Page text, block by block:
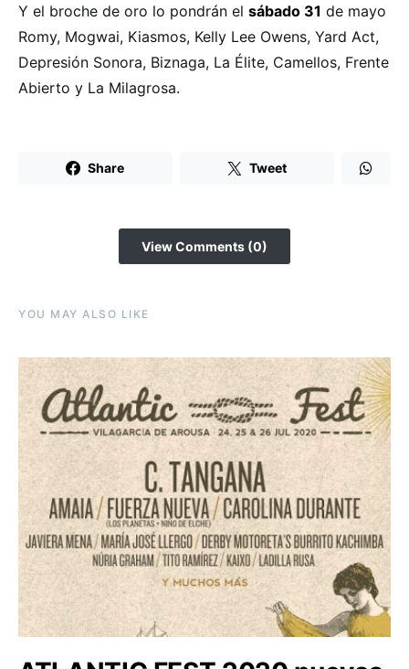
Y el broche de oro lo pondrán el sábado 31 de mayo
Romy, Mogwai, Kiasmos, Kelly Lee Owens, Yard Act,
Depresión Sonora, Biznaga, La Élite, Camellos, Frente
Abierto y La Milagrosa.
Share Tweet
View Comments (0)
YOU MAY ALSO LIKE